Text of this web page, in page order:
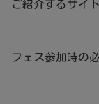
ご紹介するサイ
フェス参加時の